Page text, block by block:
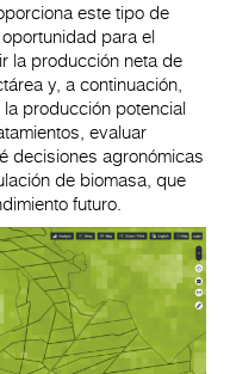
este tipo de
para el
la producción neta de
y, a continuación,
producción potencial
evaluar
decisiones agronómicas
de biomasa, que
futuro.